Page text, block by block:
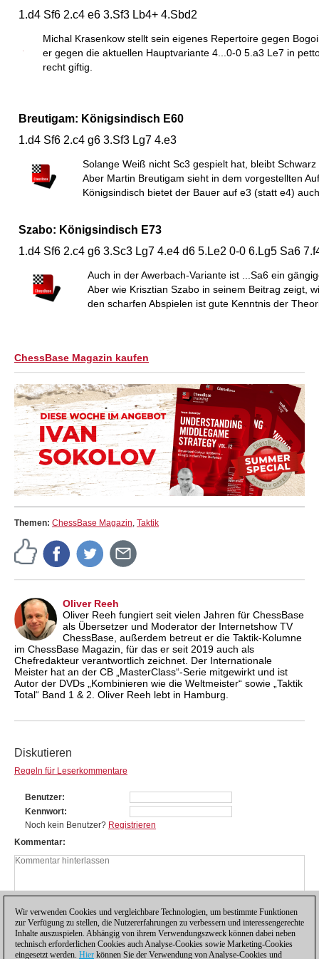
1.d4 Sf6 2.c4 e6 3.Sf3 Lb4+ 4.Sbd2
Michal Krasenkow stellt sein eigenes Repertoire gegen
er gegen die aktuellen Hauptvariante 4...0-0 5.a3 Le7 in
recht giftig.
Breutigam: Königsindisch E60
1.d4 Sf6 2.c4 g6 3.Sf3 Lg7 4.e3
Solange Weiß nicht Sc3 gespielt hat, bleibt
Aber Martin Breutigam sieht in dem vorgestellten
Königsindisch bietet der Bauer auf e3 (statt e4)
Szabo: Königsindisch E73
1.d4 Sf6 2.c4 g6 3.Sc3 Lg7 4.e4 d6 5.Le2 0-0 6.Lg5 Sa6
Auch in der Awerbach-Variante ist ...Sa6 ein
Aber wie Krisztian Szabo in seinem Beitrag zeigt,
den scharfen Abspielen ist gute Kenntnis der
ChessBase Magazin kaufen
Themen: ChessBase Magazin, Taktik
Oliver Reeh
Oliver Reeh fungiert seit vielen Jahren für ChessBase
als Übersetzer und Moderator der Internetshow TV
ChessBase, außerdem betreut er die Taktik-Kolumne
im ChessBase Magazin, für das er seit 2019 auch als
Chefredakteur verantwortlich zeichnet. Der Internationale
Meister hat an der CB „MasterClass“-Serie mitgewirkt und ist
Autor der DVDs „Kombinieren wie die Weltmeister“ sowie „Taktik
Total“ Band 1 & 2. Oliver Reeh lebt in Hamburg.
Diskutieren
Regeln für Leserkommentare
Benutzer
Kennwort
Noch kein Benutzer? Registrieren
Kommentar
Wir verwenden Cookies und vergleichbare Technologien, um bestimmte Funktionen
zur Verfügung zu stellen, die Nutzererfahrungen zu verbessern und interessengerechte
Inhalte auszuspielen. Abhängig von ihrem Verwendungszweck können dabei neben
technisch erforderlichen Cookies auch Analyse-Cookies sowie Marketing-Cookies
eingesetzt werden. Hier können Sie der Verwendung von Analyse-Cookies und